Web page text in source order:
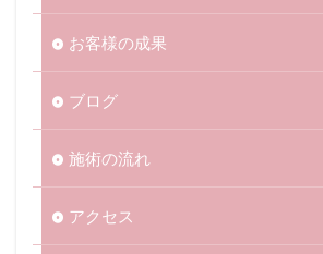
お客様の成果
ブログ
施術の流れ
アクセス